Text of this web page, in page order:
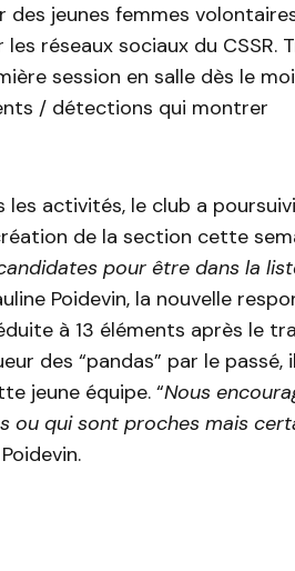
des jeunes femmes
réseaux sociaux du CSSR.
session en salle dès le
/ détections qui montrer
activités, le club a
de la section cette
pour être dans la
Poidevin, la nouvelle
à 13 éléments après le
des “pandas” par le passé,
jeune équipe. “Nous
ou qui sont proches mais